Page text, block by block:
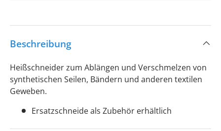
Beschreibung
Heißschneider zum Ablängen und Verschmelzen von
synthetischen Seilen, Bändern und anderen textilen
Geweben.
Ersatzschneide als Zubehör erhältlich